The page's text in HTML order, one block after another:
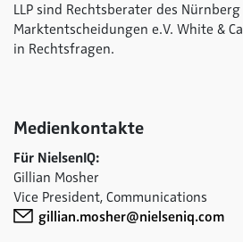
LLP sind Rechtsberater des
Marktentscheidungen e.V. White &
in Rechtsfragen.
Medienkontakte
Für NielsenIQ:
Gillian Mosher
Vice President, Communications
gillian.mosher@nielseniq.com